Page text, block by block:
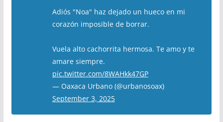
Adiós "Noa" haz dejado un hueco en mi
corazón imposible de borrar.
Vuela alto cachorrita hermosa. Te amo y te
amare siempre.
pic.twitter.com/8WAHkk47GP
— Oaxaca Urbano (@urbanosoax)
September 3, 2025